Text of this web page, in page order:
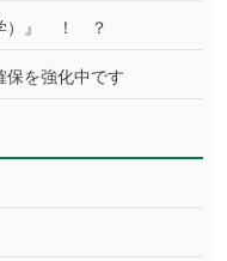
学）』 ！ ？
保を強化中です